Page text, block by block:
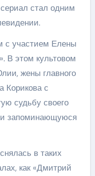
стал одним
с участием Елены
В этом культовом
жены главного
Корикова с
судьбу своего
и запоминающуюся
в таких
как «Дмитрий